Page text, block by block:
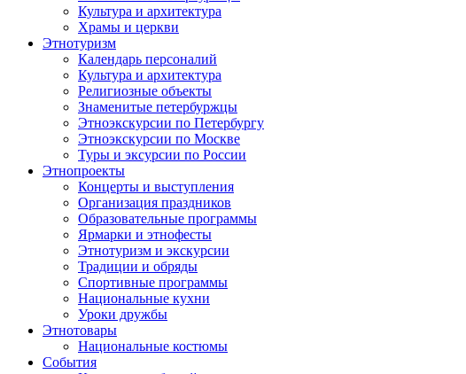
Культура и архитектура
Храмы и церкви
Этнотуризм
Календарь персоналий
Культура и архитектура
Религиозные объекты
Знаменитые петербуржцы
Этноэкскурсии по Петербургу
Этноэкскурсии по Москве
Туры и эксурсии по России
Этнопроекты
Концерты и выступления
Организация праздников
Образовательные программы
Ярмарки и этнофесты
Этнотуризм и экскурсии
Традиции и обряды
Спортивные программы
Национальные кухни
Уроки дружбы
Этнотовары
Национальные костюмы
События